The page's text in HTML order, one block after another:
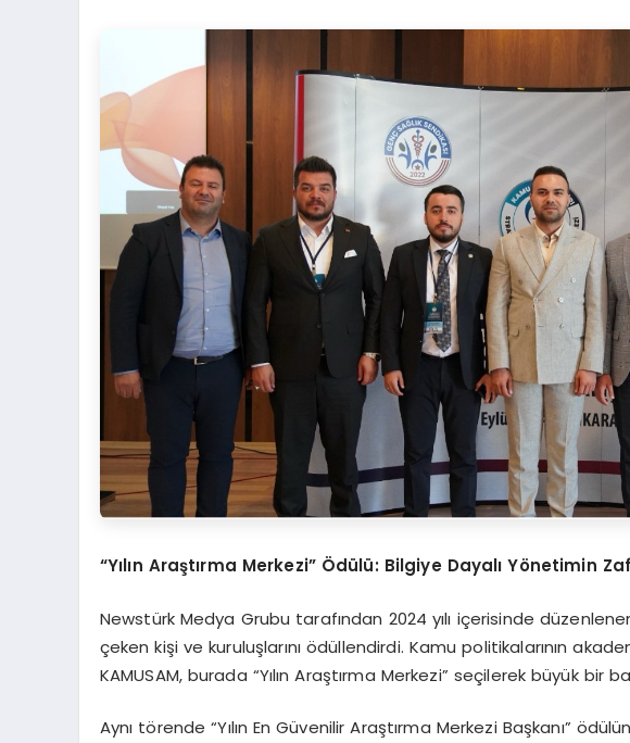
“Yılın Araştırma Merkezi” Ödülü: Bilgiye Dayalı Yönetimin
Newstürk Medya Grubu tarafından 2024 yılı içerisinde
çeken kişi ve kuruluşlarını ödüllendirdi. Kamu politikalarının
KAMUSAM, burada “Yılın Araştırma Merkezi” seçilerek büyük bir
Aynı törende “Yılın En Güvenilir Araştırma Merkezi Başkanı”